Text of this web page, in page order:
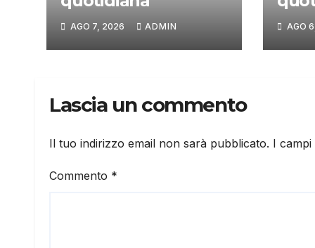
AGO 7, 2026 ADMIN AGO
Lascia un commento
Il tuo indirizzo email non sarà pubblicato. I
Commento *